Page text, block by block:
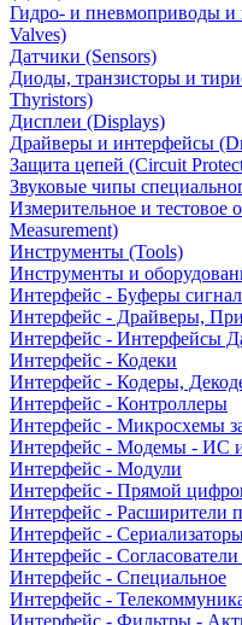
Гидро- и пневмоприводы и
Valves)
Датчики (Sensors)
Диоды, транзисторы и
Thyristors)
Дисплеи (Displays)
Драйверы и интерфейсы
Защита цепей (Circuit
Звуковые чипы
Измерительное и тестовое
Measurement)
Инструменты (Tools)
Инструменты и
Интерфейс - Буферы
Интерфейс - Драйверы,
Интерфейс - Интерфейсы
Интерфейс - Кодеки
Интерфейс - Кодеры,
Интерфейс - Контроллеры
Интерфейс - Микросхемы
Интерфейс - Модемы - ИС
Интерфейс - Модули
Интерфейс - Прямой
Интерфейс - Расширители
Интерфейс -
Интерфейс - Согласователи
Интерфейс - Специальное
Интерфейс -
Интерфейс - Фильтры -